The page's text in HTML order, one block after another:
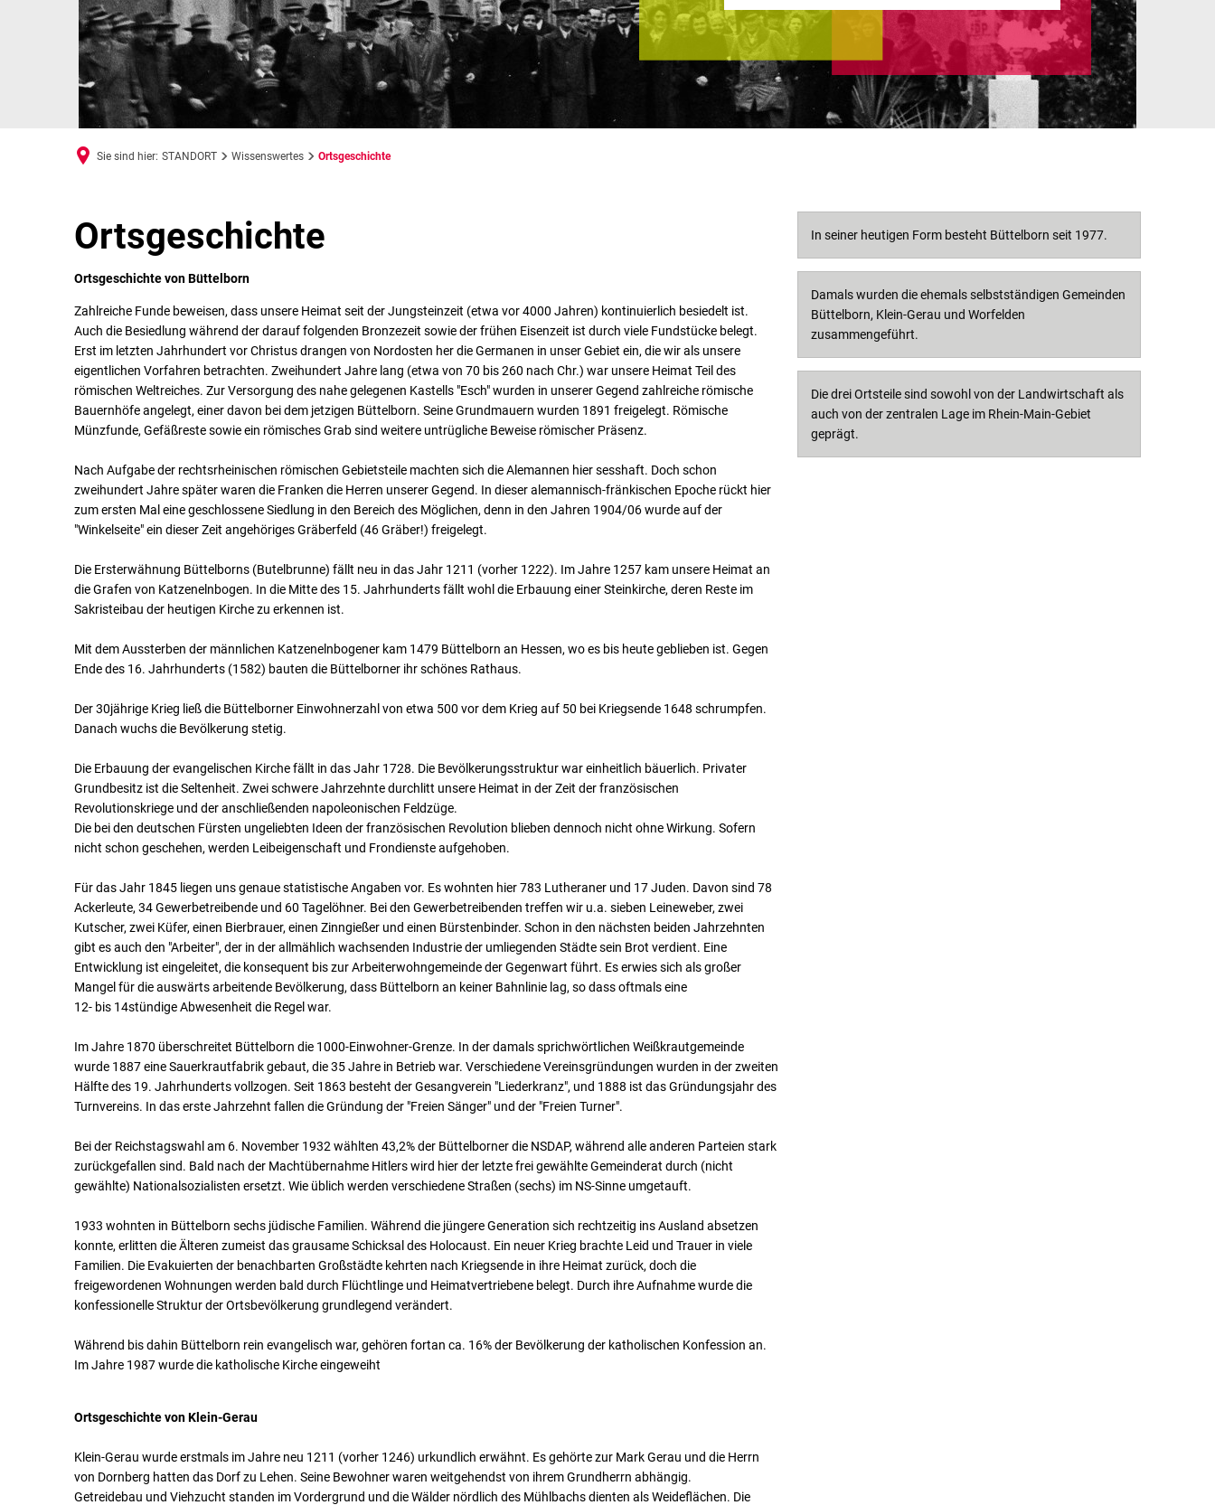
Sie sind hier: STANDORT Wissenswertes Ortsgeschichte
Ortsgeschichte
Ortsgeschichte
Ortsgeschichte von Büttelborn
Zahlreiche Funde beweisen, dass unsere Heimat seit der Jungsteinzeit (etwa vor 4000 Jahren) kontinuierlich besiedelt ist.
Auch die Besiedlung während der darauf folgenden Bronzezeit sowie der frühen Eisenzeit ist durch viele Fundstücke belegt.
Erst im letzten Jahrhundert vor Christus drangen von Nordosten her die Germanen in unser Gebiet ein, die wir als unsere
eigentlichen Vorfahren betrachten. Zweihundert Jahre lang (etwa von 70 bis 260 nach Chr.) war unsere Heimat Teil des
römischen Weltreiches. Zur Versorgung des nahe gelegenen Kastells "Esch" wurden in unserer Gegend zahlreiche römische
Bauernhöfe angelegt, einer davon bei dem jetzigen Büttelborn. Seine Grundmauern wurden 1891 freigelegt. Römische
Münzfunde, Gefäßreste sowie ein römisches Grab sind weitere untrügliche Beweise römischer Präsenz.
Nach Aufgabe der rechtsrheinischen römischen Gebietsteile machten sich die Alemannen hier sesshaft. Doch schon
zweihundert Jahre später waren die Franken die Herren unserer Gegend. In dieser alemannisch-fränkischen Epoche rückt hier
zum ersten Mal eine geschlossene Siedlung in den Bereich des Möglichen, denn in den Jahren 1904/06 wurde auf der
"Winkelseite" ein dieser Zeit angehöriges Gräberfeld (46 Gräber!) freigelegt.
Die Ersterwähnung Büttelborns (Butelbrunne) fällt neu in das Jahr 1211 (vorher 1222). Im Jahre 1257 kam unsere Heimat an
die Grafen von Katzenelnbogen. In die Mitte des 15. Jahrhunderts fällt wohl die Erbauung einer Steinkirche, deren Reste im
Sakristeibau der heutigen Kirche zu erkennen ist.
Mit dem Aussterben der männlichen Katzenelnbogener kam 1479 Büttelborn an Hessen, wo es bis heute geblieben ist. Gegen
Ende des 16. Jahrhunderts (1582) bauten die Büttelborner ihr schönes Rathaus.
Der 30jährige Krieg ließ die Büttelborner Einwohnerzahl von etwa 500 vor dem Krieg auf 50 bei Kriegsende 1648 schrumpfen.
Danach wuchs die Bevölkerung stetig.
Die Erbauung der evangelischen Kirche fällt in das Jahr 1728. Die Bevölkerungsstruktur war einheitlich bäuerlich. Privater
Grundbesitz ist die Seltenheit. Zwei schwere Jahrzehnte durchlitt unsere Heimat in der Zeit der französischen
Revolutionskriege und der anschließenden napoleonischen Feldzüge.
Die bei den deutschen Fürsten ungeliebten Ideen der französischen Revolution blieben dennoch nicht ohne Wirkung. Sofern
nicht schon geschehen, werden Leibeigenschaft und Frondienste aufgehoben.
Für das Jahr 1845 liegen uns genaue statistische Angaben vor. Es wohnten hier 783 Lutheraner und 17 Juden. Davon sind 78
Ackerleute, 34 Gewerbetreibende und 60 Tagelöhner. Bei den Gewerbetreibenden treffen wir u.a. sieben Leineweber, zwei
Kutscher, zwei Küfer, einen Bierbrauer, einen Zinngießer und einen Bürstenbinder. Schon in den nächsten beiden Jahrzehnten
gibt es auch den "Arbeiter", der in der allmählich wachsenden Industrie der umliegenden Städte sein Brot verdient. Eine
Entwicklung ist eingeleitet, die konsequent bis zur Arbeiterwohngemeinde der Gegenwart führt. Es erwies sich als großer
Mangel für die auswärts arbeitende Bevölkerung, dass Büttelborn an keiner Bahnlinie lag, so dass oftmals eine
12- bis 14stündige Abwesenheit die Regel war.
Im Jahre 1870 überschreitet Büttelborn die 1000-Einwohner-Grenze. In der damals sprichwörtlichen Weißkrautgemeinde
wurde 1887 eine Sauerkrautfabrik gebaut, die 35 Jahre in Betrieb war. Verschiedene Vereinsgründungen wurden in der zweiten
Hälfte des 19. Jahrhunderts vollzogen. Seit 1863 besteht der Gesangverein "Liederkranz", und 1888 ist das Gründungsjahr des
Turnvereins. In das erste Jahrzehnt fallen die Gründung der "Freien Sänger" und der "Freien Turner".
Bei der Reichstagswahl am 6. November 1932 wählten 43,2% der Büttelborner die NSDAP, während alle anderen Parteien stark
zurückgefallen sind. Bald nach der Machtübernahme Hitlers wird hier der letzte frei gewählte Gemeinderat durch (nicht
gewählte) Nationalsozialisten ersetzt. Wie üblich werden verschiedene Straßen (sechs) im NS-Sinne umgetauft.
1933 wohnten in Büttelborn sechs jüdische Familien. Während die jüngere Generation sich rechtzeitig ins Ausland absetzen
konnte, erlitten die Älteren zumeist das grausame Schicksal des Holocaust. Ein neuer Krieg brachte Leid und Trauer in viele
Familien. Die Evakuierten der benachbarten Großstädte kehrten nach Kriegsende in ihre Heimat zurück, doch die
freigewordenen Wohnungen werden bald durch Flüchtlinge und Heimatvertriebene belegt. Durch ihre Aufnahme wurde die
konfessionelle Struktur der Ortsbevölkerung grundlegend verändert.
Während bis dahin Büttelborn rein evangelisch war, gehören fortan ca. 16% der Bevölkerung der katholischen Konfession an.
Im Jahre 1987 wurde die katholische Kirche eingeweiht
Ortsgeschichte von Klein-Gerau
Klein-Gerau wurde erstmals im Jahre neu 1211 (vorher 1246) urkundlich erwähnt. Es gehörte zur Mark Gerau und die Herrn
von Dornberg hatten das Dorf zu Lehen. Seine Bewohner waren weitgehendst von ihrem Grundherrn abhängig.
Getreidebau und Viehzucht standen im Vordergrund und die Wälder nördlich des Mühlbachs dienten als Weideflächen. Die
In seiner heutigen Form besteht Büttelborn seit 1977.
Damals wurden die ehemals selbstständigen Gemeinden
Büttelborn, Klein-Gerau und Worfelden
zusammengeführt.
Die drei Ortsteile sind sowohl von der Landwirtschaft als
auch von der zentralen Lage im Rhein-Main-Gebiet
geprägt.